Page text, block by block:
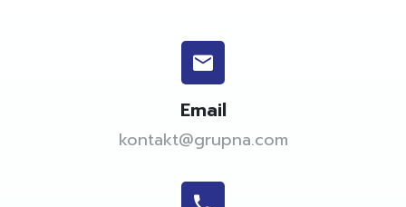
Email
kontakt@grupna.com